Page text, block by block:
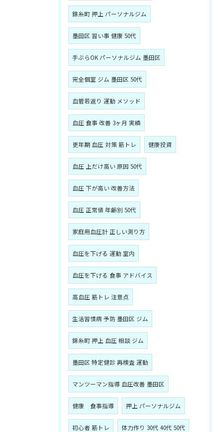
錦糸町 押上 パーソナルジム
墨田区 習い事 健康 50代
手ぶらOK パーソナルジム 墨田区
完全個室 ジム 墨田区 50代
血管若返り 運動 メソッド
血圧 食事 改善 3ヶ月 実績
更年期 血圧 対策 筋トレ 健康投資
血圧 上だけ高い 原因 50代
血圧 下が高い 改善方法
血圧 正常値 年齢別 50代
家庭用血圧計 正しい測り方
血圧を下げる 運動 室内
血圧を下げる 食事 アドバイス
高血圧 筋トレ 注意点
生活習慣病 予防 墨田区 ジム
錦糸町 押上 血圧 相談 ジム
墨田区 特定健診 再検査 運動
マンツーマン指導 血圧改善 墨田区
健康 食事指導 押上 パーソナルジム
初心者 筋トレ 体力作り 30代 40代 50代